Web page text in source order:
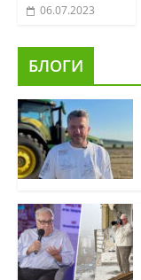
06.07.2023
БЛОГИ